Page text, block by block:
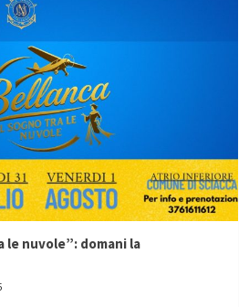
le nuvole”: domani la